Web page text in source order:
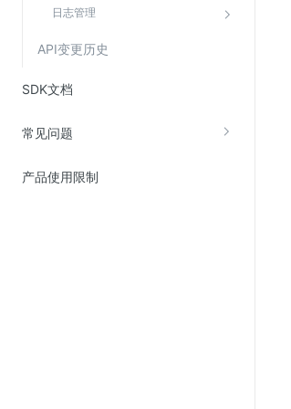
日志管理
API变更历史
SDK文档
常见问题
产品使用限制